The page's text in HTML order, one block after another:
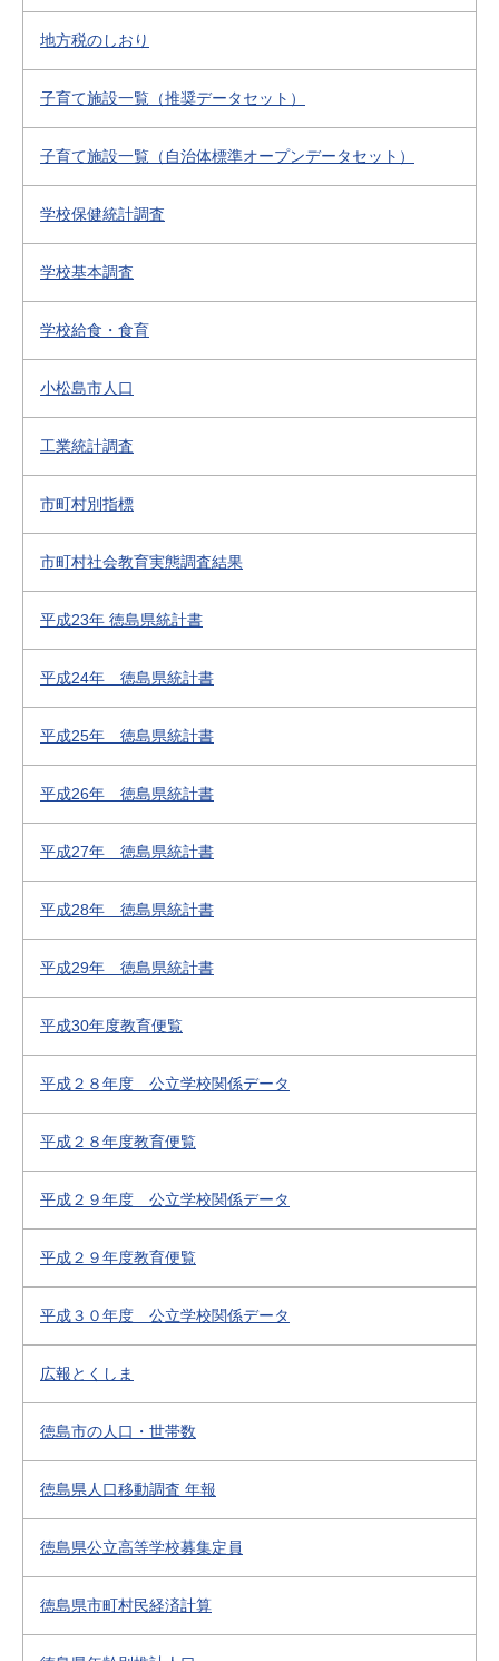
地方税のしおり
子育て施設一覧（推奨データセット）
子育て施設一覧（自治体標準オープンデータセット）
学校保健統計調査
学校基本調査
学校給食・食育
小松島市人口
工業統計調査
市町村別指標
市町村社会教育実態調査結果
平成23年 徳島県統計書
平成24年 徳島県統計書
平成25年 徳島県統計書
平成26年 徳島県統計書
平成27年 徳島県統計書
平成28年 徳島県統計書
平成29年 徳島県統計書
平成30年度教育便覧
平成２８年度 公立学校関係データ
平成２８年度教育便覧
平成２９年度 公立学校関係データ
平成２９年度教育便覧
平成３０年度 公立学校関係データ
広報とくしま
徳島市の人口・世帯数
徳島県人口移動調査 年報
徳島県公立高等学校募集定員
徳島県市町村民経済計算